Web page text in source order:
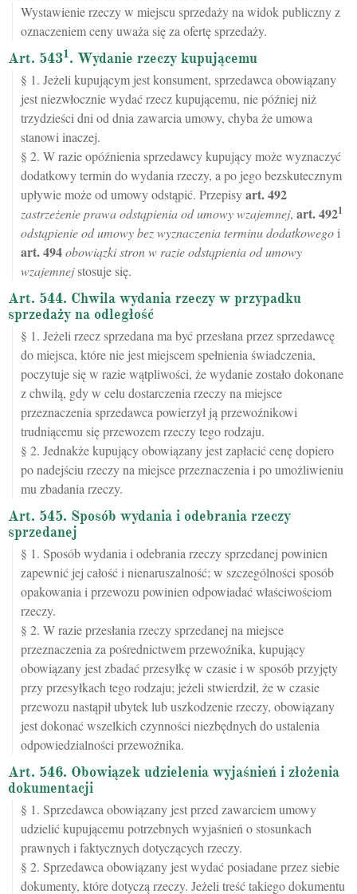
Wystawienie rzeczy w miejscu sprzedaży na widok publiczny z
oznaczeniem ceny uważa się za ofertę sprzedaży.
Art. 5431. Wydanie rzeczy kupującemu
§ 1. Jeżeli kupującym jest konsument, sprzedawca obowiązany
jest niezwłocznie wydać rzecz kupującemu, nie później niż
trzydzieści dni od dnia zawarcia umowy, chyba że umowa
stanowi inaczej.
§ 2. W razie opóźnienia sprzedawcy kupujący może wyznaczyć
dodatkowy termin do wydania rzeczy, a po jego bezskutecznym
upływie może od umowy odstąpić. Przepisyart.492
zastrzeżenie prawa odstąpienia od umowy wzajemnej, art.4921
odstąpienie od umowy bez wyznaczenia terminu dodatkowego i
art.494obowiązki stron w razie odstąpienia od umowy
wzajemnejstosuje się.
Art. 544. Chwila wydania rzeczy w przypadku
sprzedaży na odległość
§ 1. Jeżeli rzecz sprzedana ma być przesłana przez sprzedawcę
do miejsca, które nie jest miejscem spełnienia świadczenia,
poczytuje się w razie wątpliwości, że wydanie zostało dokonane
z chwilą, gdy w celu dostarczenia rzeczy na miejsce
przeznaczenia sprzedawca powierzył ją przewoźnikowi
trudniącemu się przewozem rzeczy tego rodzaju.
§ 2. Jednakże kupujący obowiązany jest zapłacić cenę dopiero
po nadejściu rzeczy na miejsce przeznaczenia i po umożliwieniu
mu zbadania rzeczy.
Art. 545. Sposób wydania i odebrania rzeczy
sprzedanej
§ 1. Sposób wydania i odebrania rzeczy sprzedanej powinien
zapewnić jej całość i nienaruszalność; w szczególności sposób
opakowania i przewozu powinien odpowiadać właściwościom
rzeczy.
§ 2. W razie przesłania rzeczy sprzedanej na miejsce
przeznaczenia za pośrednictwem przewoźnika, kupujący
obowiązany jest zbadać przesyłkę w czasie i w sposób przyjęty
przy przesyłkach tego rodzaju; jeżeli stwierdził, że w czasie
przewozu nastąpił ubytek lub uszkodzenie rzeczy, obowiązany
jest dokonać wszelkich czynności niezbędnych do ustalenia
odpowiedzialności przewoźnika.
Art. 546. Obowiązek udzielenia wyjaśnień i złożenia
dokumentacji
§ 1. Sprzedawca obowiązany jest przed zawarciem umowy
udzielić kupującemu potrzebnych wyjaśnień o stosunkach
prawnych i faktycznych dotyczących rzeczy.
§ 2. Sprzedawca obowiązany jest wydać posiadane przez siebie
dokumenty, które dotyczą rzeczy. Jeżeli treść takiego dokumentu